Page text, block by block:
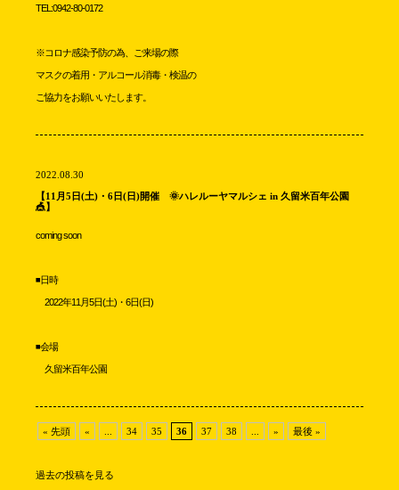
TEL:0942-80-0172
※コロナ感染予防の為、ご来場の際
マスクの着用・アルコール消毒・検温の
ご協力をお願いいたします。
2022.08.30
【11月5日(土)・6日(日)開催 🌞ハレルーヤマルシェ in 久留米百年公園
🎪】
coming soon
◾️日時
2022年11月5日(土)・6日(日)
◾️会場
久留米百年公園
« 先頭 « 34 35 36 37 38 » 最後 »
過去の投稿を見る